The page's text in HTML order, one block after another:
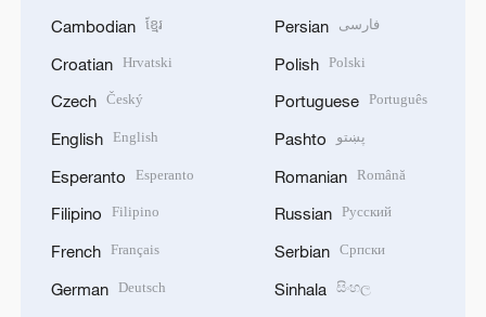
Cambodian ខ្មែរ
Croatian Hrvatski
Czech Český
English English
Esperanto Esperanto
Filipino Filipino
French Français
German Deutsch
Persian فارسی
Polish Polski
Portuguese Português
Pashto پښتو
Romanian Română
Russian Русский
Serbian Српски
Sinhala සිංහල